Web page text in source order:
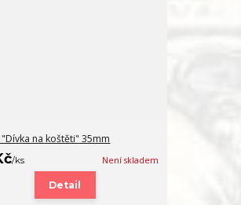
"Dívka na koštěti" 35mm
/ks Není skladem
Detail